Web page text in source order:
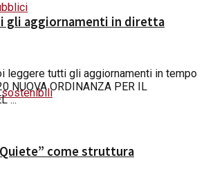
gli aggiornamenti in diretta
leggere tutti gli aggiornamenti in tempo
NUOVA ORDINANZA PER IL
...
come struttura